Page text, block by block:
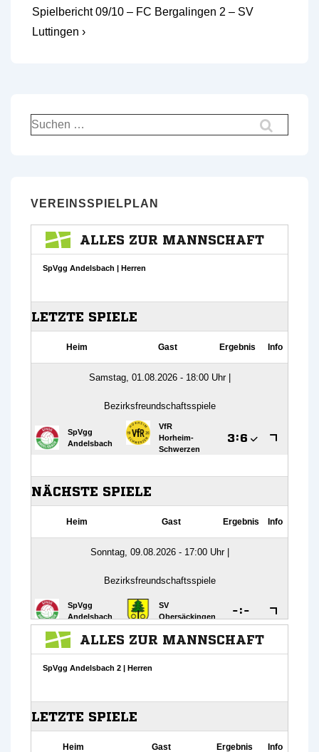
Beitragsnavigation
Nächster
Beitrag
Spielbericht 09/10 – FC Bergalingen 2 – SV
Luttingen ›
Suchen
nach:
VEREINSSPIELPLAN